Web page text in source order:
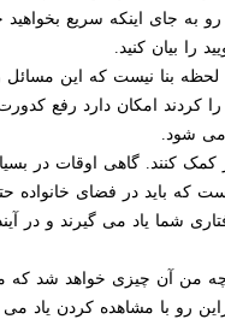
رو به جای اینکه سریع
را بیان کنید.
لحظه بنا نیست که این مسائل
کردند امکان دارد رفع
شود.
کنند. گاهی اوقات در
که باید در فضای خانواده
شما یاد می گیرند و در
من آن چیزی خواهد شد که
رو با مشاهده کردن یاد